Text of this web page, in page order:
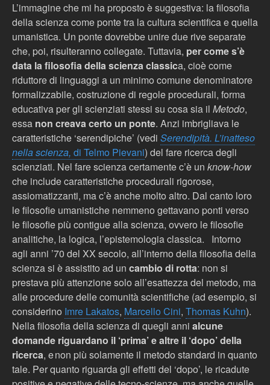
L’immagine che mi ha proposto è suggestiva: la filosofia
della scienza come ponte tra la cultura scientifica e quella
umanistica. Un ponte dovrebbe unire due rive separate
che, poi, risulteranno collegate. Tuttavia, per come s’è
data la filosofia della scienza classica, cioè come
riduttore di linguaggi a un minimo comune denominatore
formalizzabile, costruzione di regole procedurali, forma
educativa per gli scienziati stessi su cosa sia il Metodo,
essa non creava certo un ponte. Anzi imbrigliava le
caratteristiche ‘serendipiche’ (vedi Serendipità. L’inatteso
nella scienza, di Telmo Pievani) del fare ricerca degli
scienziati. Nel fare scienza certamente c’è un know-how
che include caratteristiche procedurali rigorose,
assiomatizzanti, ma c’è anche molto altro. Dal canto loro
le filosofie umanistiche nemmeno gettavano ponti verso
le filosofie più contigue alla scienza, ovvero le filosofie
analitiche, la logica, l’epistemologia classica.
Intorno
agli anni ’70 del XX secolo, all’interno della filosofia della
scienza si è assistito ad un cambio di rotta: non si
prestava più attenzione solo all’esattezza del metodo, ma
alle procedure delle comunitàscientifiche (ad esempio, si
considerino Imre Lakatos, Marcello Cini, Thomas Kuhn).
Nella filosofia della scienza di quegli anni alcune
domande riguardano il ‘prima’ e altre il ‘dopo’ della
ricerca, e non più solamente il metodo standard in quanto
tale. Per quanto riguarda gli effetti del ‘dopo’, le ricadute